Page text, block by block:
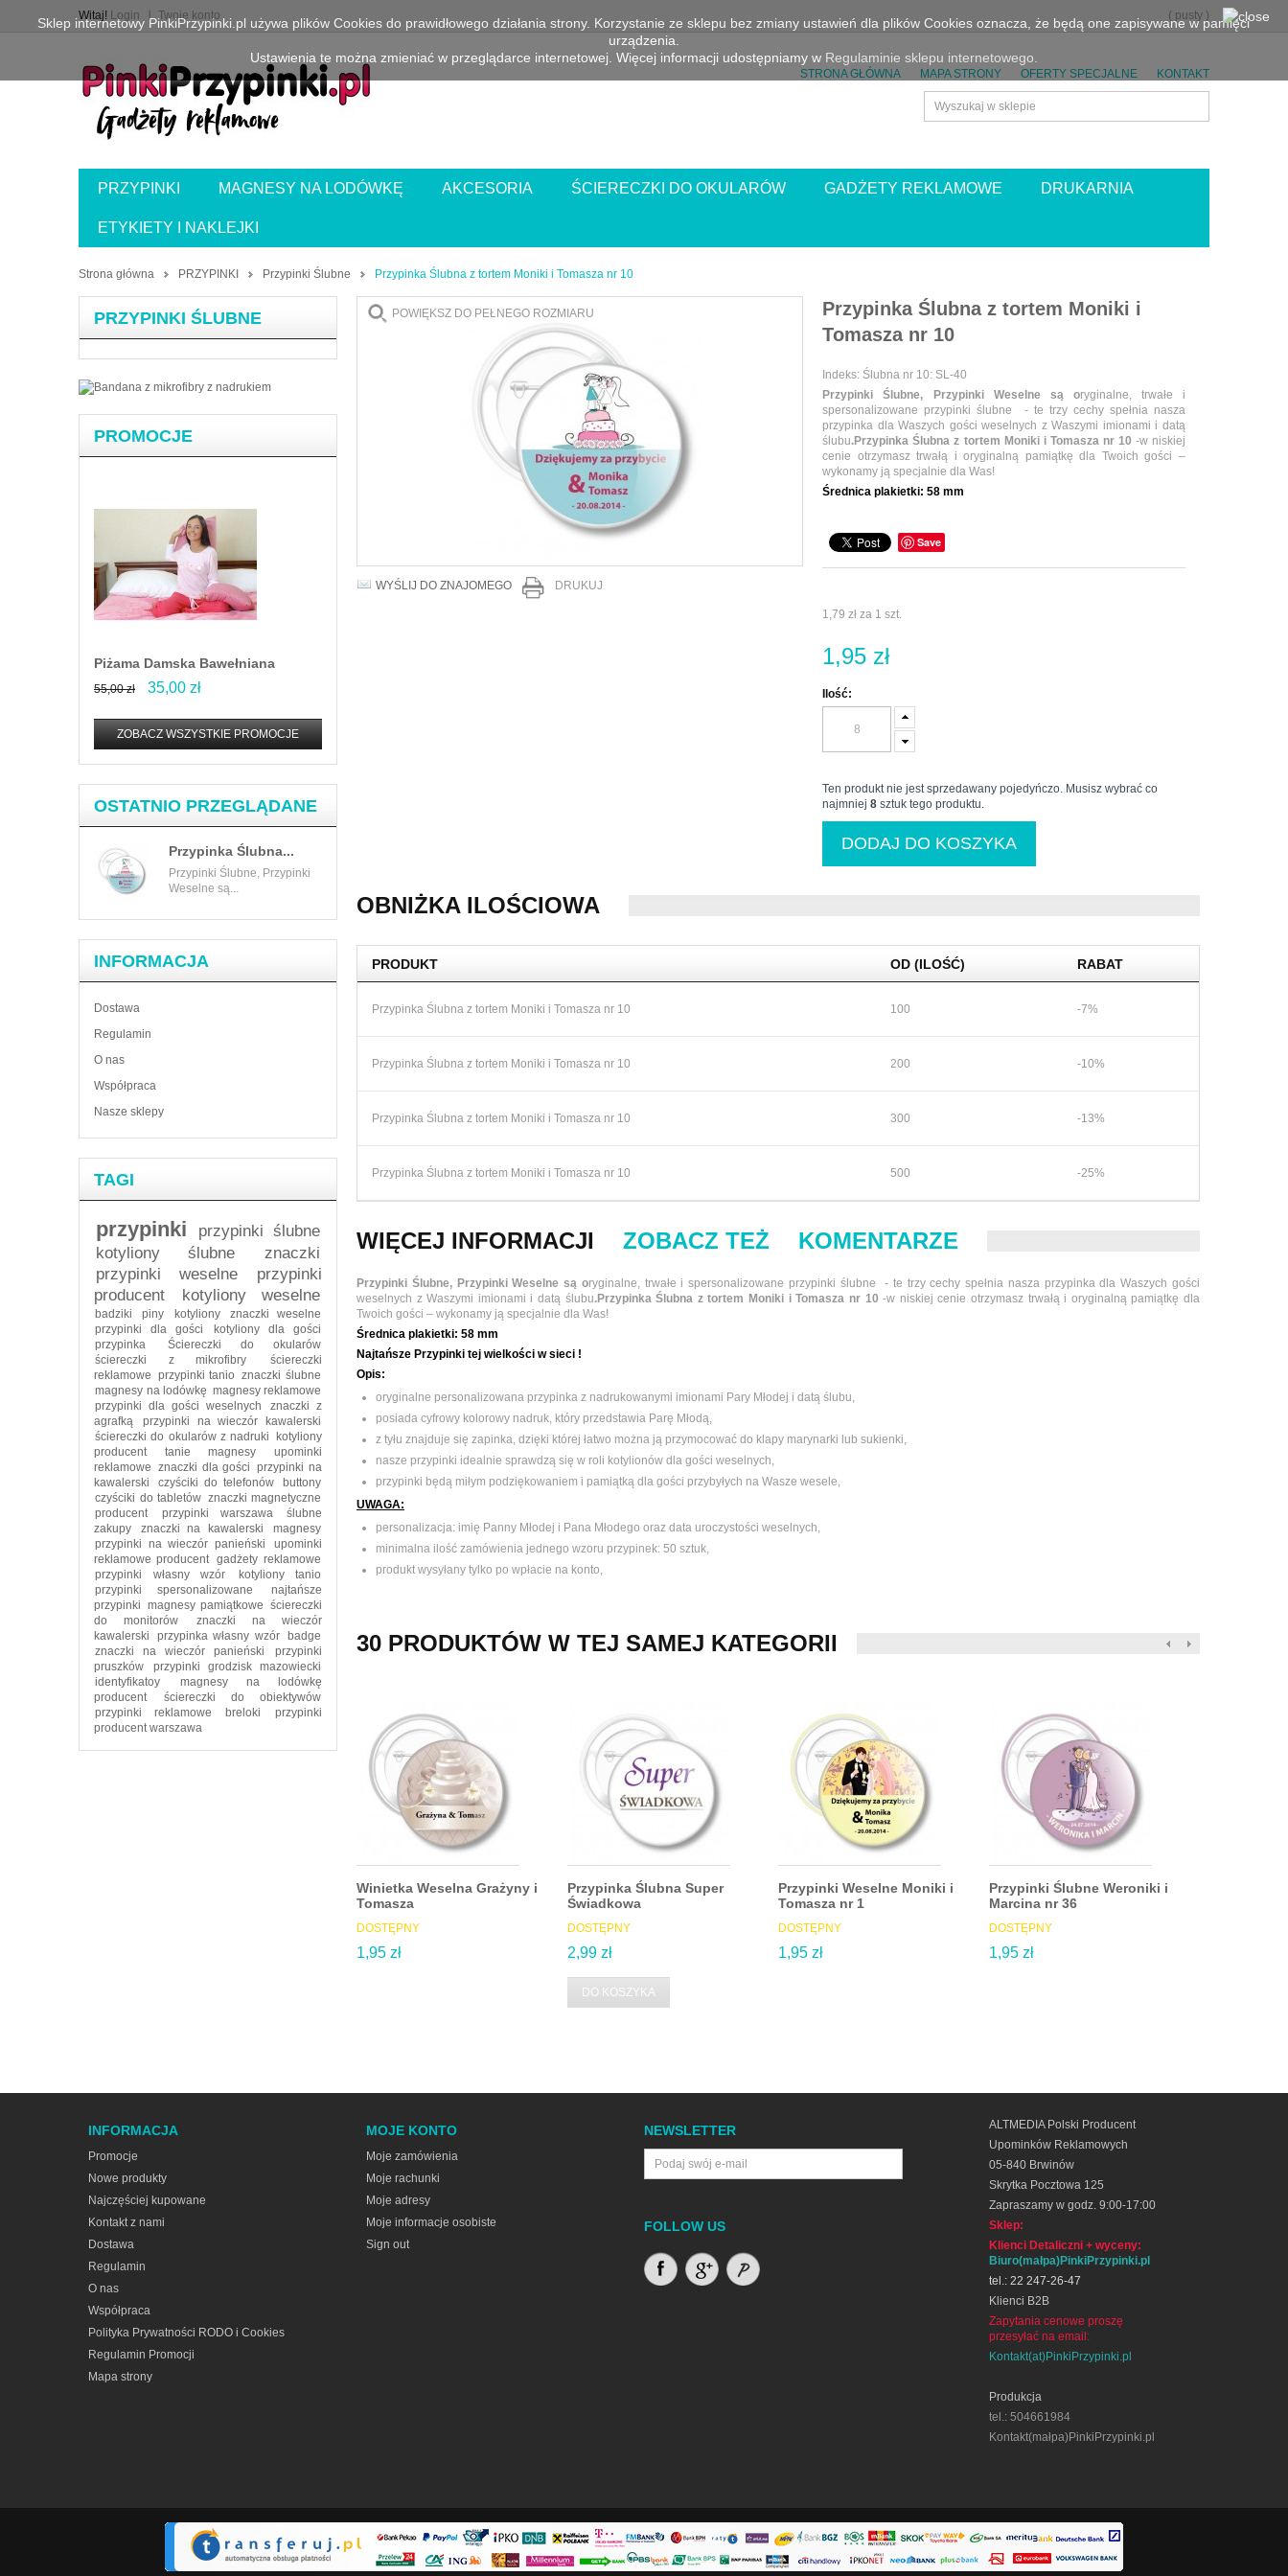
Witaj! Login Twoje konto ( pusty )
STRONA GŁÓWNA MAPA STRONY OFERTY SPECJALNE KONTAKT
PRZYPINKI MAGNESY NA LODÓWKĘ AKCESORIA ŚCIERECZKI DO OKULARÓW GADŻETY REKLAMOWE DRUKARNIA
ETYKIETY I NAKLEJKI
Strona główna PRZYPINKI Przypinki Ślubne Przypinka Ślubna z tortem Moniki i Tomasza nr 10
PRZYPINKI ŚLUBNE
PROMOCJE
Piżama Damska Bawełniana
55,00 zł 35,00 zł
ZOBACZ WSZYSTKIE PROMOCJE
OSTATNIO PRZEGLĄDANE
Przypinka Ślubna...
Przypinki Ślubne, Przypinki
Weselne są...
INFORMACJA
Dostawa
Regulamin
O nas
Współpraca
Nasze sklepy
TAGI
przypinki
przypinki ślubne
kotyliony ślubne
znaczki
przypinki weselne
przypinki
producent
kotyliony weselne
badziki piny kotyliony
znaczki weselne
przypinki dla gości
kotyliony dla gości
przypinka
Ściereczki do okularów
ściereczki z mikrofibry
ściereczki
reklamowe przypinki tanio znaczki ślubne
magnesy na lodówkę magnesy reklamowe
przypinki dla gości weselnych
znaczki z
agrafką
przypinki na wieczór kawalerski
ściereczki do okularów z nadruki kotyliony
producent
tanie magnesy
upominki
reklamowe znaczki dla gości przypinki na
kawalerski
czyściki do telefonów
buttony
czyściki do tabletów znaczki magnetyczne
producent
przypinki warszawa
ślubne
zakupy
znaczki na kawalerski
magnesy
przypinki na wieczór panieński
upominki
reklamowe producent gadżety reklamowe
przypinki własny wzór
kotyliony tanio
przypinki spersonalizowane
najtańsze
przypinki magnesy pamiątkowe ściereczki
do monitorów
znaczki na wieczór
kawalerski
przypinka własny wzór badge
znaczki na wieczór panieński
przypinki
pruszków
przypinki grodzisk mazowiecki
identyfikatoy
magnesy na lodówkę
producent
ściereczki do obiektywów
przypinki reklamowe
breloki
przypinki
producent warszawa
POWIĘKSZ DO PEŁNEGO ROZMIARU
WYŚLIJ DO ZNAJOMEGO DRUKUJ
Przypinka Ślubna z tortem Moniki i
Tomasza nr 10
Indeks: Ślubna nr 10: SL-40
Przypinki Ślubne,
Przypinki Weselne są oryginalne, trwałe i
spersonalizowane przypinki ślubne - te trzy cechy spełnia nasza
przypinka dla Waszych gości weselnych z Waszymi imionami i datą
ślubu.Przypinka Ślubna z tortem Moniki i Tomasza nr 10 -w niskiej
cenie otrzymasz trwałą i oryginalną pamiątkę dla Twoich gości –
wykonamy ją specjalnie dla Was!
Średnica plakietki: 58 mm
Save
1,79 zł za 1 szt.
1,95 zł
Ilość:
Ten produkt nie jest sprzedawany pojedyńczo. Musisz wybrać co
najmniej8 sztuk tego produktu.
OBNIŻKA ILOŚCIOWA
PRODUKT OD (ILOŚĆ) RABAT
Przypinka Ślubna z tortem Moniki i Tomasza nr 10 100 -7%
Przypinka Ślubna z tortem Moniki i Tomasza nr 10 200 -10%
Przypinka Ślubna z tortem Moniki i Tomasza nr 10 300 -13%
Przypinka Ślubna z tortem Moniki i Tomasza nr 10 500 -25%
WIĘCEJ INFORMACJI ZOBACZ TEŻ KOMENTARZE
Przypinki Ślubne, Przypinki Weselne są oryginalne, trwałe i spersonalizowane przypinki ślubne - te trzy cechy spełnia nasza przypinka dla Waszych gości
weselnych z Waszymi imionami i datą ślubu.Przypinka Ślubna z tortem Moniki i Tomasza nr 10-w niskiej cenie otrzymasz trwałą i oryginalną pamiątkę dla
Twoich gości – wykonamy ją specjalnie dla Was!
Średnica plakietki: 58 mm
Najtańsze Przypinki tej wielkości w sieci !
Opis:
oryginalne personalizowana przypinka z nadrukowanymi imionami Pary Młodej i datą ślubu,
posiada cyfrowy kolorowy nadruk, który przedstawia Parę Młodą,
z tyłu znajduje się zapinka, dzięki której łatwo można ją przymocować do klapy marynarki lub sukienki,
nasze przypinki idealnie sprawdzą się w roli kotylionów dla gości weselnych,
przypinki będą miłym podziękowaniem i pamiątką dla gości przybyłych na Wasze wesele,
UWAGA:
personalizacja: imię Panny Młodej i Pana Młodego oraz data uroczystości weselnych,
minimalna ilość zamówienia jednego wzoru przypinek: 50 sztuk,
produkt wysyłany tylko po wpłacie na konto,
30 PRODUKTÓW W TEJ SAMEJ KATEGORII
Winietka Weselna Grażyny i
Tomasza
DOSTĘPNY
1,95 zł
Przypinka Ślubna Super
Świadkowa
DOSTĘPNY
2,99 zł
DO KOSZYKA
Przypinki Weselne Moniki i
Tomasza nr 1
DOSTĘPNY
1,95 zł
Przypinki Ślubne Weroniki i
Marcina nr 36
DOSTĘPNY
1,95 zł
INFORMACJA
Promocje
Nowe produkty
Najczęściej kupowane
Kontakt z nami
Dostawa
Regulamin
O nas
Współpraca
Polityka Prywatności RODO i Cookies
Regulamin Promocji
Mapa strony
MOJE KONTO
Moje zamówienia
Moje rachunki
Moje adresy
Moje informacje osobiste
Sign out
NEWSLETTER
FOLLOW US
ALTMEDIA Polski Producent
Upominków Reklamowych
05-840 Brwinów
Skrytka Pocztowa 125
Zapraszamy w godz. 9:00-17:00
Sklep:
Klienci Detaliczni + wyceny:
Biuro(małpa)PinkiPrzypinki.pl
tel.: 22 247-26-47
Klienci B2B
Zapytania cenowe proszę
przesyłać na email:
Kontakt(at)PinkiPrzypinki.pl
Produkcja
tel.: 504661984
Kontakt(małpa)PinkiPrzypinki.pl
Sklep internetowy PinkiPrzypinki.pl używa plików Cookies do prawidłowego działania strony. Korzystanie ze sklepu bez zmiany ustawień dla plików Cookies oznacza, że będą one zapisywane w pamięci
urządzenia.
Ustawienia te można zmieniać w przeglądarce internetowej. Więcej informacji udostępniamy w Regulaminie sklepu internetowego.